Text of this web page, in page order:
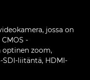
jossa on
-
optinen zoom,
SDI-liitäntä, HDMI-